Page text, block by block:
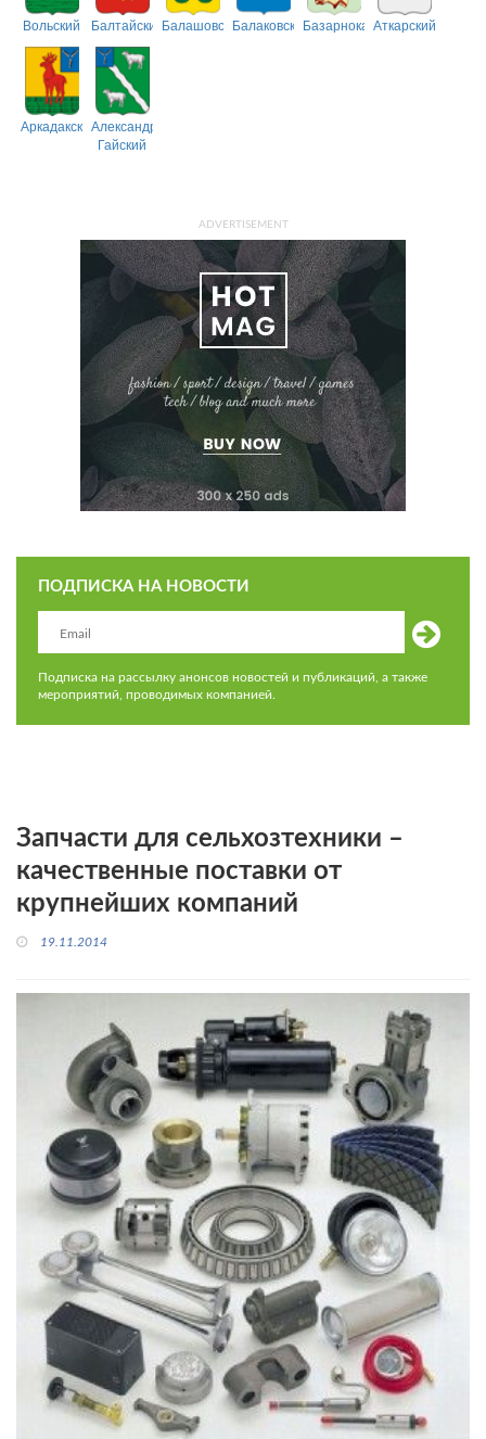
Вольский БалтайскийБалашовскийБалаковскийБазарнокарабулакский
Аткарский
АркадакскийАлександрово-
Гайский
ADVERTISEMENT
ПОДПИСКА НА НОВОСТИ
Подписка на рассылку анонсов новостей и публикаций, а также
мероприятий, проводимых компанией.
Запчасти для сельхозтехники –
качественные поставки от
крупнейших компаний
19.11.2014